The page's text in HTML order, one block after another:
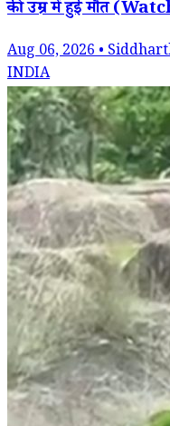
की उम्र में हुई मौत
Aug 06, 2026 •
INDIA